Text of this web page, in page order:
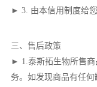
► 3. 由本信用制度给
三、售后政策
► 1.泰斯拓生物所售商
务。如发现商品有任